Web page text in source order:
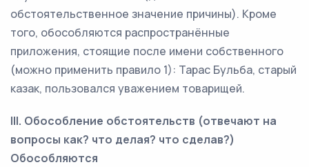
обстоятельственное значение причины). Кроме
того, обособляются распространённые
приложения, стоящие после имени собственного
(можно применить правило 1): Тарас Бульба, старый
казак, пользовался уважением товарищей.
III. Обособление обстоятельств (отвечают на
вопросы как? что делая? что сделав?)
Обособляются